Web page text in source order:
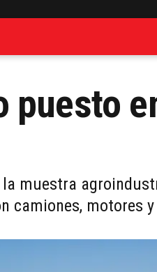
puesto
muestra
camiones, motores